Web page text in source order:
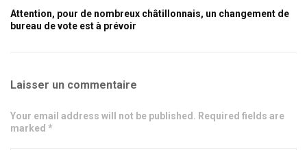
Attention, pour de nombreux châtillonnais, un changement de
bureau de vote est à prévoir
Laisser un commentaire
Your email address will not be published. Required fields are
marked *